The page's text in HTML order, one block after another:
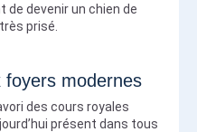
de devenir un chien de
prisé.
foyers modernes
des cours royales
présent dans tous